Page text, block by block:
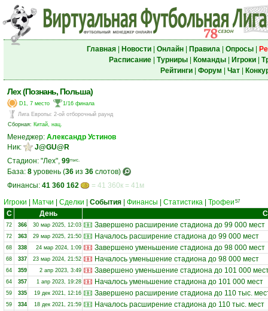
Главная| Новости| Онлайн| Правила| Опросы|
Расписание| Турниры| Команды| Игроки|
Рейтинги| Форум Чат|
Лех (Познань, Польша)
D1, 7 место
1/16 финала
Лига Европы: 2-ой отборочный раунд
Сборная: Китай, нац.
Менеджер: Александр Устинов
Ник:
J@GU@R
Стадион: "Лех", 99тыс.
База: 8 уровень (36 из 36 слотов)
Финансы: 41 360 162
= 41 360к = 41м
Игроки
Матчи Сделки События Финансы Статистика Трофеи 57
С День
72 366 30 мар 2025, 12:03 Завершено расширение стадиона до 99 000 мест
72 363 29 мар 2025, 21:50 Началось расширение стадиона до 99 000 мест
68 338 24 мар 2024, 1:09 Завершено уменьшение стадиона до 98 000 мест
68 337 23 мар 2024, 21:52 Началось уменьшение стадиона до 98 000 мест
64 359 2 апр 2023, 3:49 Завершено уменьшение стадиона до 101 000
64 357 1 апр 2023, 19:28 Началось уменьшение стадиона до 101 000 мест
59 335 19 дек 2021, 12:16 Завершено расширение стадиона до 110 тыс.
59 334 18 дек 2021, 21:59 Началось расширение стадиона до 110 тыс. мест